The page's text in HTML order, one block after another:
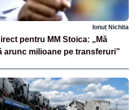
Ionuț Nichita
pentru MM Stoica: „Mă
arunc milioane pe transferuri”